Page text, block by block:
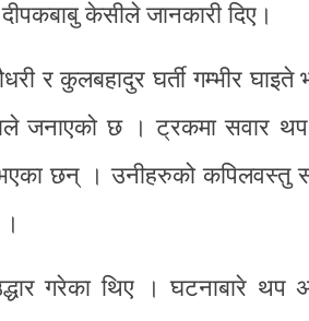
दीपकबाबु केसीले जानकारी दिए।
र कुलबहादुर घर्ती गम्भीर
जनाएको छ । ट्रकमा सवार
छन् । उनीहरुको कपिलवस्तु
गरेका थिए । घटनाबारे थप